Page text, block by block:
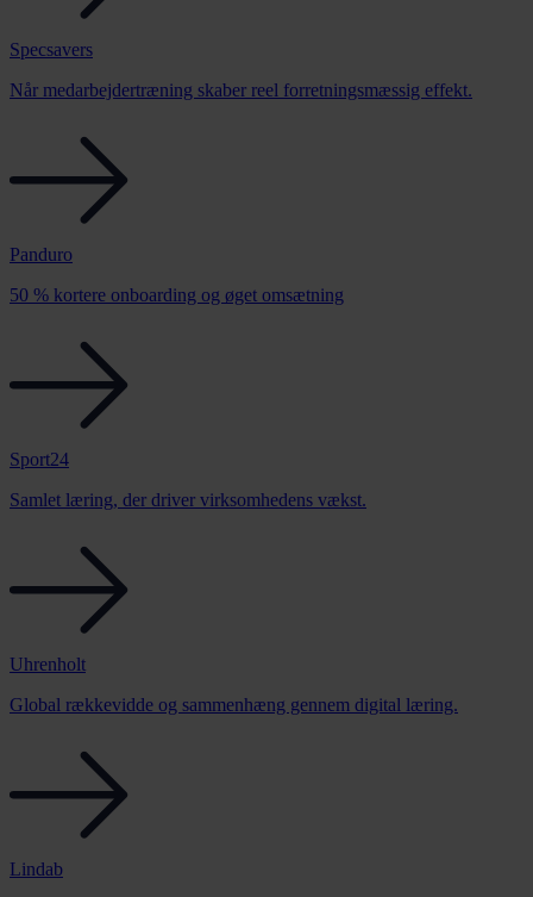
Specsavers
Når medarbejdertræning skaber reel forretningsmæssig effekt.
Panduro
50 % kortere onboarding og øget omsætning
Sport24
Samlet læring, der driver virksomhedens vækst.
Uhrenholt
Global rækkevidde og sammenhæng gennem digital læring.
Lindab